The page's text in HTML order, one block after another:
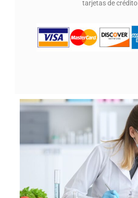
tarjetas de crédito